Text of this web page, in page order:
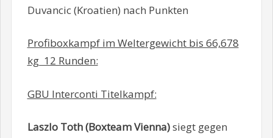
Duvancic (Kroatien) nach Punkten
Profiboxkampf im Weltergewicht bis 66,678
kg 12 Runden:
GBU Interconti Titelkampf:
Laszlo Toth (Boxteam Vienna)siegt gegen